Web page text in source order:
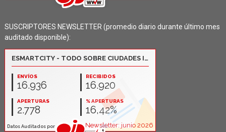
SUSCRIPTORES NEWSLETTER (promedio diario durante último mes
auditado disponible):